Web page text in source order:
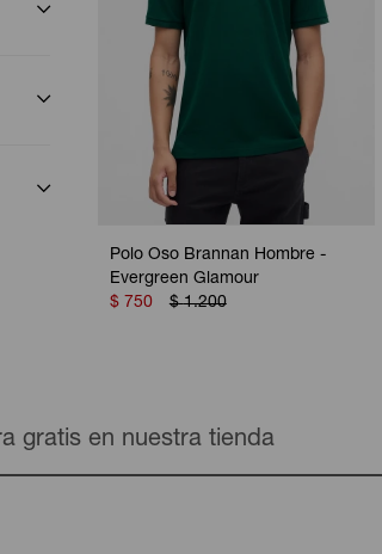
Polo Oso Brannan Hombre -
Evergreen Glamour
$ 750 $ 1.200
gratis en nuestra tienda